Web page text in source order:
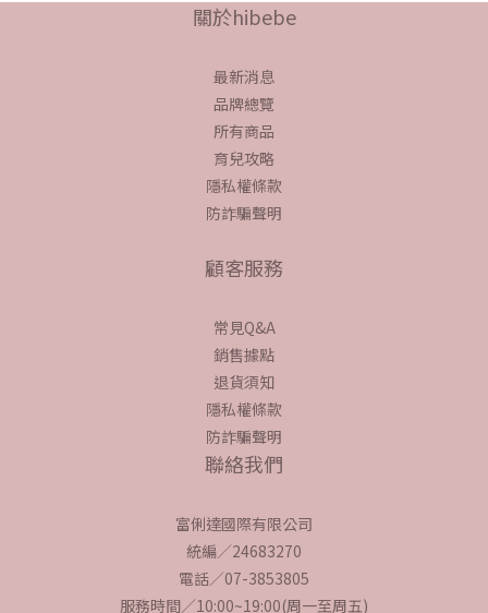
關於hibebe
最新消息
品牌總覽
所有商品
育兒攻略
隱私權條款
防詐騙聲明
顧客服務
常見Q&A
銷售據點
退貨須知
隱私權條款
防詐騙聲明
聯絡我們
富俐達國際有限公司
統編／24683270
電話／07-3853805
服務時間／10:00~19:00(周一至周五)